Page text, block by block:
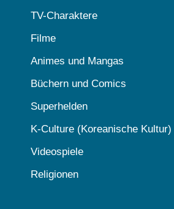
TV-Charaktere
Filme
Animes und Mangas
Büchern und Comics
Superhelden
K-Culture (Koreanische Kultur)
Videospiele
Religionen